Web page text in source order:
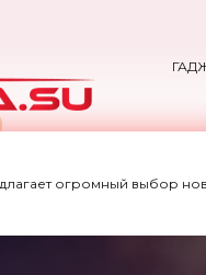
огромный выбор